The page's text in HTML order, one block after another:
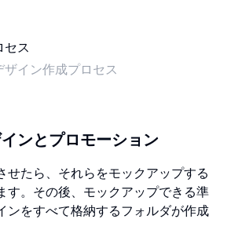
ザイン作成プロセス
ンとプロモーション
せたら、それらをモックアップする
す。その後、モックアップできる準
ンをすべて格納するフォルダが作成